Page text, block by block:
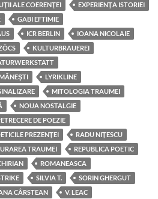
ALE COERENŢEI
EXPERIENŢA ISTORIEI
GABI EFTIMIE
ICR BERLIN
IOANA NICOLAIE
KULTURBRAUEREI
LYRIKLINE
MITOLOGIA TRAUMEI
NOUA NOSTALGIE
DE POEZIE
PREZENŢEI
RADU NIŢESCU
TRAUMEI
REPUBLICA POETIC
ROMANEASCA
SILVIA T.
SORIN GHERGUT
CÂRSTEAN
V. LEAC